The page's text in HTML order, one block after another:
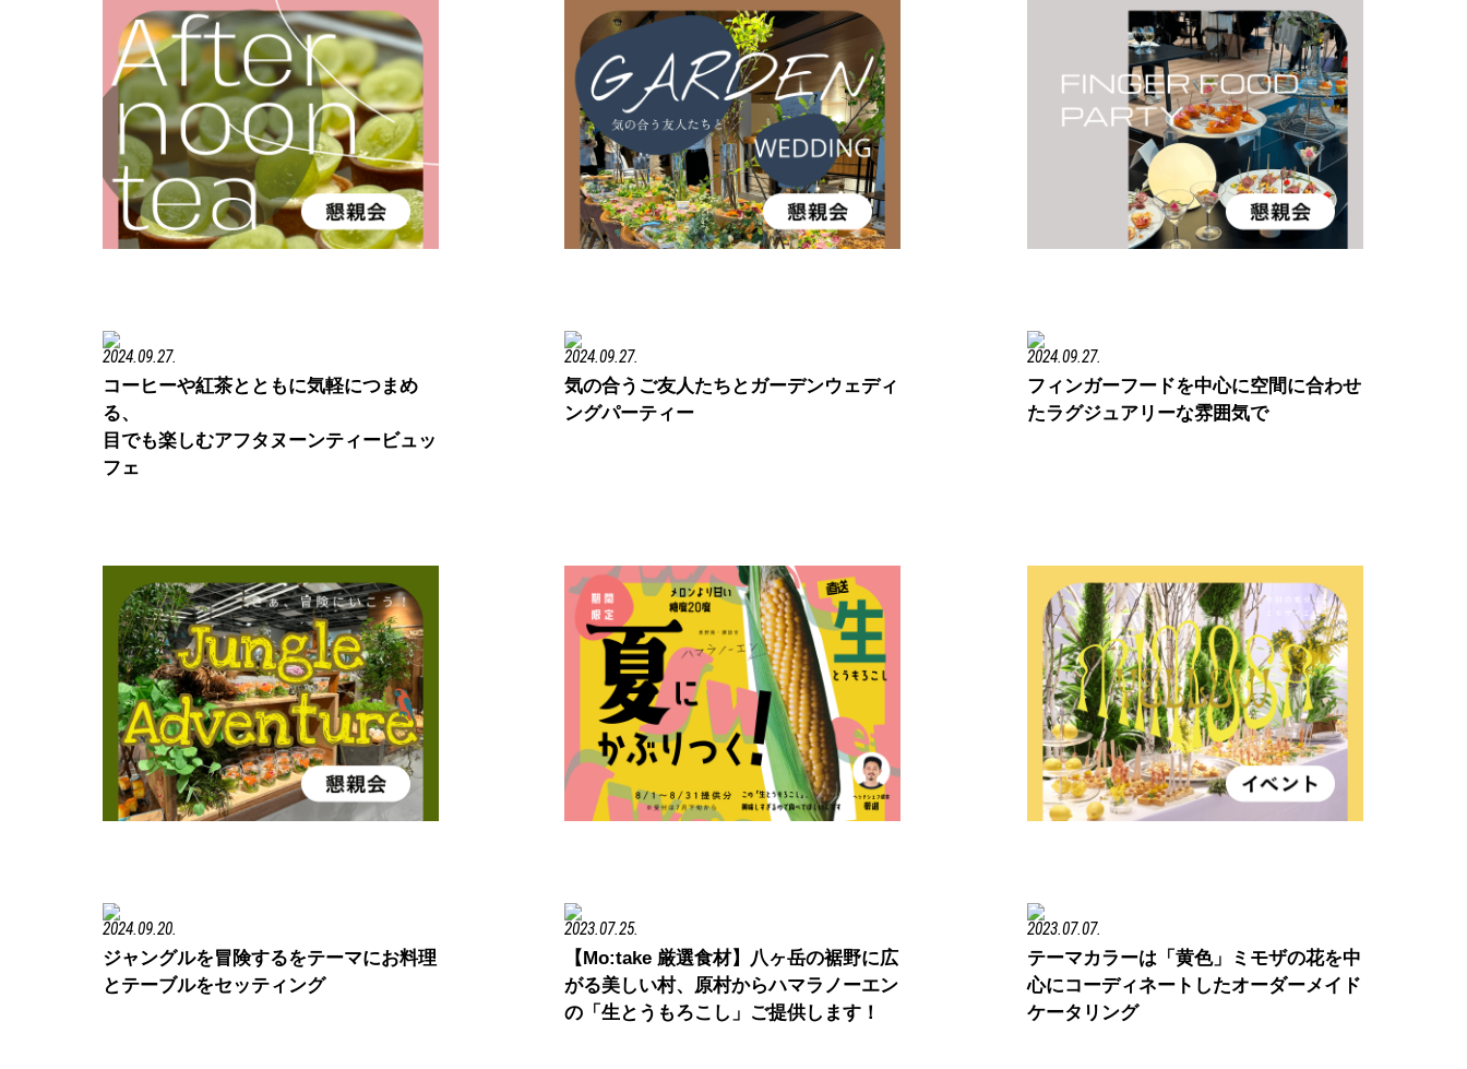
2024.09.27.
コーヒーや紅茶とともに気軽につまめ
る、
目でも楽しむアフタヌーンティービュッ
フェ
2024.09.27.
気の合うご友人たちとガーデンウェディ
ングパーティー
2024.09.27.
フィンガーフードを中心に空間に合わせ
たラグジュアリーな雰囲気で
2024.09.20.
ジャングルを冒険するをテーマにお料理
とテーブルをセッティング
2023.07.25.
【Mo:take 厳選食材】八ヶ岳の裾野に広
がる美しい村、原村からハマラノーエン
の「生とうもろこし」ご提供します！
2023.07.07.
テーマカラーは「黄色」ミモザの花を中
心にコーディネートしたオーダーメイド
ケータリング